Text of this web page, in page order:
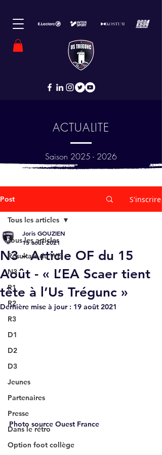
ACTUALITE
Saison 2025 - 2026
Post S'inscrire
Tous les articles
Résultats du WE
N3
R1
R2
R3
D1
D2
D3
Jeunes
Partenaires
Presse
Dans le rétro
Option foot collège
Tous les articles
N3 - Article OF du 15
Août - « L’EA Scaer tient
tête à l’Us Trégunc »
Joris GOUZIEN
15 août 2021
Dernière mise à jour : 19 août 2021
Photo source Ouest France